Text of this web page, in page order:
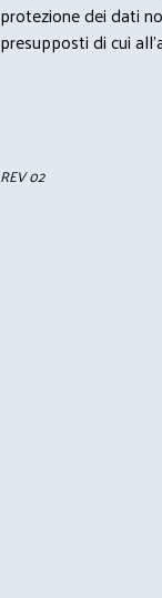
protezione dei dati
presupposti di cui
REV 02